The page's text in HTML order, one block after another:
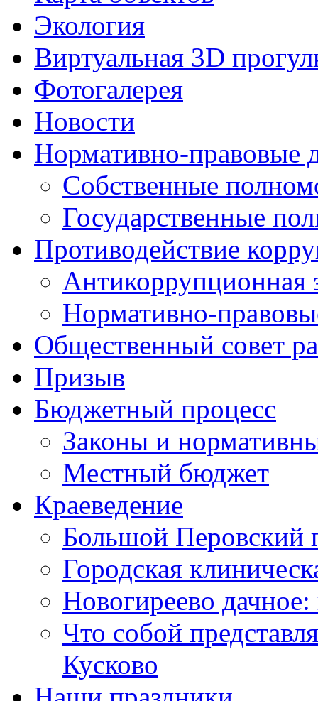
Экология
Виртуальная 3D
Фотогалерея
Новости
Нормативно-правовые
Собственные
Государственные
Противодействие
Антикоррупционная
Нормативно-
Общественный совет
Призыв
Бюджетный процесс
Законы и
Местный бюджет
Краеведение
Большой Перовский
Городская
Новогиреево дачное:
Что собой
Кусково